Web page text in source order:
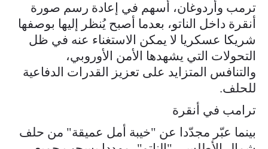
ترمب وأردوغان، أسهم في إعادة رسم صورة
أنقرة داخل الناتو، بعدما أصبح يُنظر إليها بوصفها
شريكا عسكريا لا يمكن الاستغناء عنه في ظل
التحولات التي يشهدها الأمن الأوروبي،
والتنافس المتزايد على تعزيز القدرات الدفاعية
للحلف.
ترامب في أنقرة
بينما عبّر مجدّدا عن "خيبة أمل عميقة" من حلف